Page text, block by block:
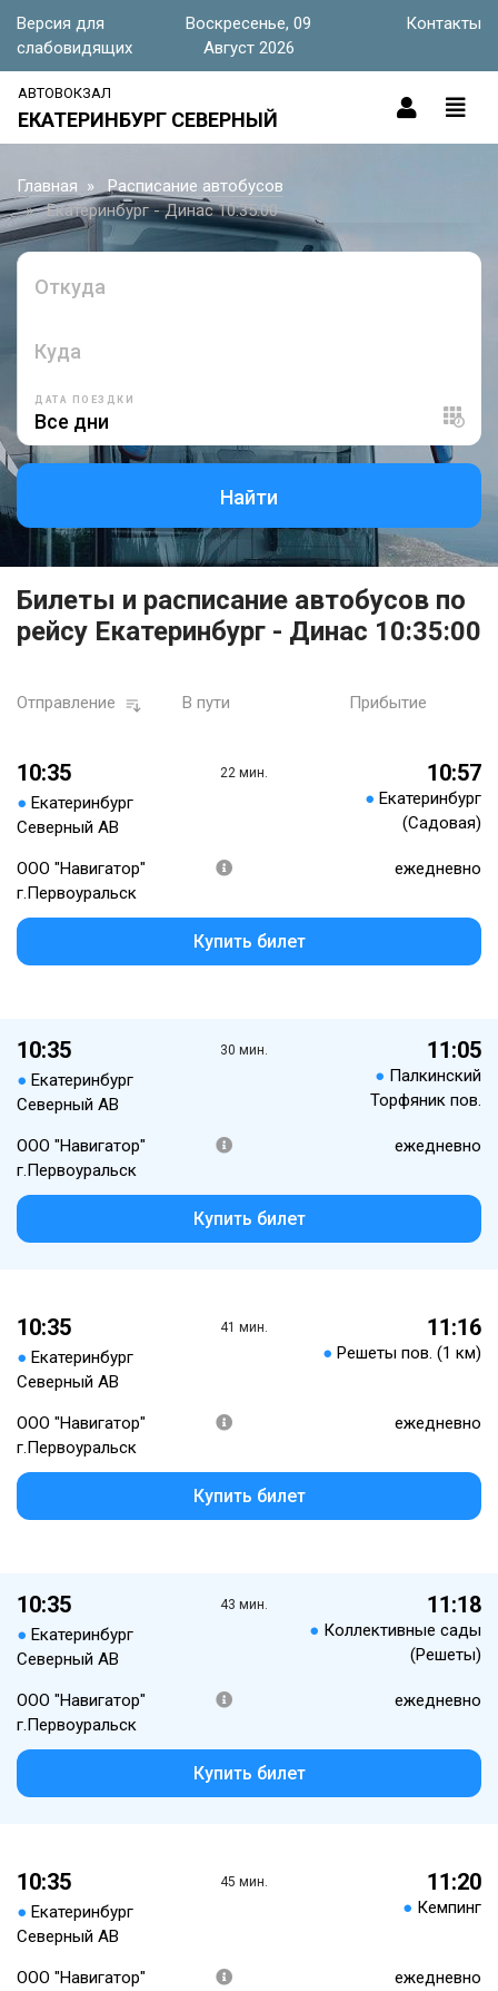
Версия для
слабовидящих
Воскресенье, 09
Август 2026
Контакты
АВТОВОКЗАЛ
ЕКАТЕРИНБУРГ СЕВЕРНЫЙ
Главная
Расписание автобусов
Екатеринбург - Динас 10:35:00
Откуда
Куда
ДАТА ПОЕЗДКИ
Найти
Билеты и расписание автобусов по
рейсу Екатеринбург - Динас 10:35:00
Отправление В пути Прибытие
10:35
● Екатеринбург
Северный АВ
22 мин. 10:57
● Екатеринбург
(Садовая)
ООО "Навигатор"
г.Первоуральск
ежедневно
Купить билет
10:35
● Екатеринбург
Северный АВ
30 мин. 11:05
● Палкинский
Торфяник пов.
ООО "Навигатор"
г.Первоуральск
ежедневно
Купить билет
10:35
● Екатеринбург
Северный АВ
41 мин. 11:16
● Решеты пов. (1 км)
ООО "Навигатор"
г.Первоуральск
ежедневно
Купить билет
10:35
● Екатеринбург
Северный АВ
43 мин. 11:18
● Коллективные сады
(Решеты)
ООО "Навигатор"
г.Первоуральск
ежедневно
Купить билет
10:35
● Екатеринбург
Северный АВ
45 мин. 11:20
● Кемпинг
ООО "Навигатор"
ежедневно